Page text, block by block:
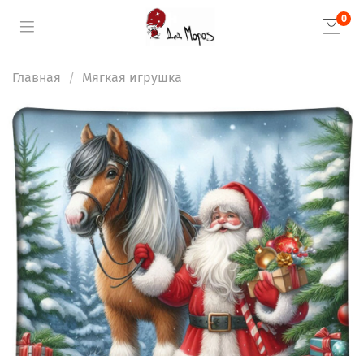
0
Главная Мягкая игрушка